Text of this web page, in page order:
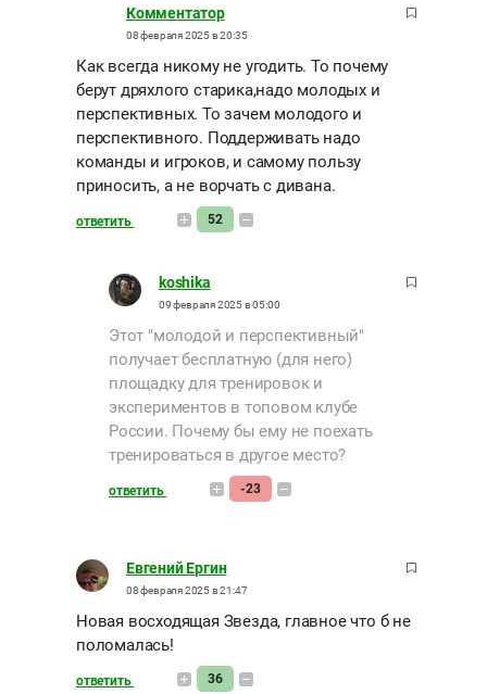
Комментатор
08 февраля 2025 в 20:35
Как всегда никому не угодить. То почему
берут дряхлого старика,надо молодых и
перспективных. То зачем молодого и
перспективного. Поддерживать надо
команды и игроков, и самому пользу
приносить, а не ворчать с дивана.
ответить 52
koshika
09 февраля 2025 в 05:00
Этот "молодой и перспективный"
получает бесплатную (для него)
площадку для тренировок и
экспериментов в топовом клубе
России. Почему бы ему не поехать
тренироваться в другое место?
ответить -23
Евгений Ергин
08 февраля 2025 в 21:47
Новая восходящая Звезда, главное что б не
поломалась!
ответить 36